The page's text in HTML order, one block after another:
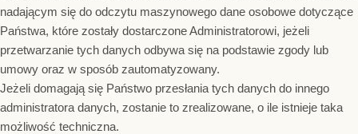
nadającym się do odczytu maszynowego dane osobowe dotyczące
Państwa, które zostały dostarczone Administratorowi, jeżeli
przetwarzanie tych danych odbywa się na podstawie zgody lub
umowy oraz w sposób zautomatyzowany.
Jeżeli domagają się Państwo przesłania tych danych do innego
administratora danych, zostanie to zrealizowane, o ile istnieje taka
możliwość techniczna.